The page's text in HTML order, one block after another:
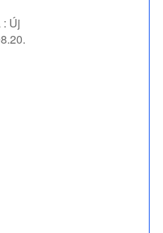
: Új